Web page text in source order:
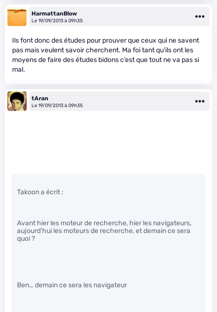
HarmattanBlow
Le 19/09/2013 à 09h35
Ils font donc des études pour prouver que ceux qui ne savent
pas mais veulent savoir cherchent. Ma foi tant qu’ils ont les
moyens de faire des études bidons c’est que tout ne va pas si
mal.
tAran
Le 19/09/2013 à 09h35
Takoon a écrit :
Avant hier les moteur de recherche, hier les navigateurs,
aujourd’hui les moteurs de recherche, et demain ce sera
quoi ?
Ben… demain ce sera les navigateur